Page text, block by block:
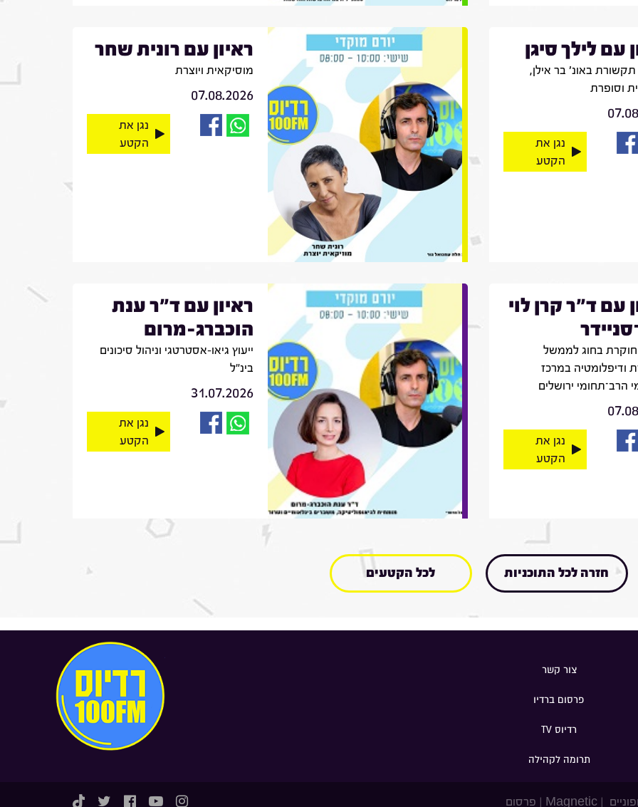
עם לילך סיגן
באונ' בר אילן,
וסופרת
נגן את
הקטע
ראיון עם רונית שחר
מוסיקאית ויוצרת
07.08.2026
נגן את
הקטע
עם ד"ר קרן לוי
בחוג לממשל
ודיפלומטיה במרכז
הרב־תחומי ירושלים
נגן את
הקטע
ראיון עם ד"ר ענת
הוכברג-מרום
ייעוץ גיאו-אסטרטגי וניהול סיכונים
בינ"ל
31.07.2026
נגן את
הקטע
חזרה לכל התוכניות לכל הקטעים
צור קשר
פרסום ברדיו
רדיוס TV
תרומה לקהילה
|
Magnetic
| פרסום